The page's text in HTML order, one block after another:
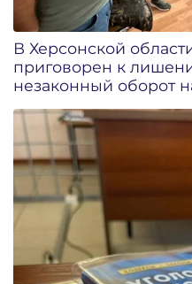
В Херсонской
приговорен к
незаконный оборот